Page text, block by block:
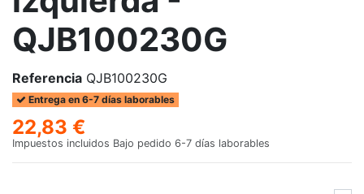
QJB100230G
Referencia QJB100230G
Entrega en 6-7 días laborables
22,83 €
Impuestos incluidos Bajo pedido 6-7 días laborables